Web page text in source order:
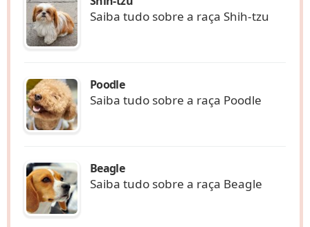
Saiba tudo sobre a raça Shih-tzu
Poodle
Saiba tudo sobre a raça Poodle
Beagle
Saiba tudo sobre a raça Beagle